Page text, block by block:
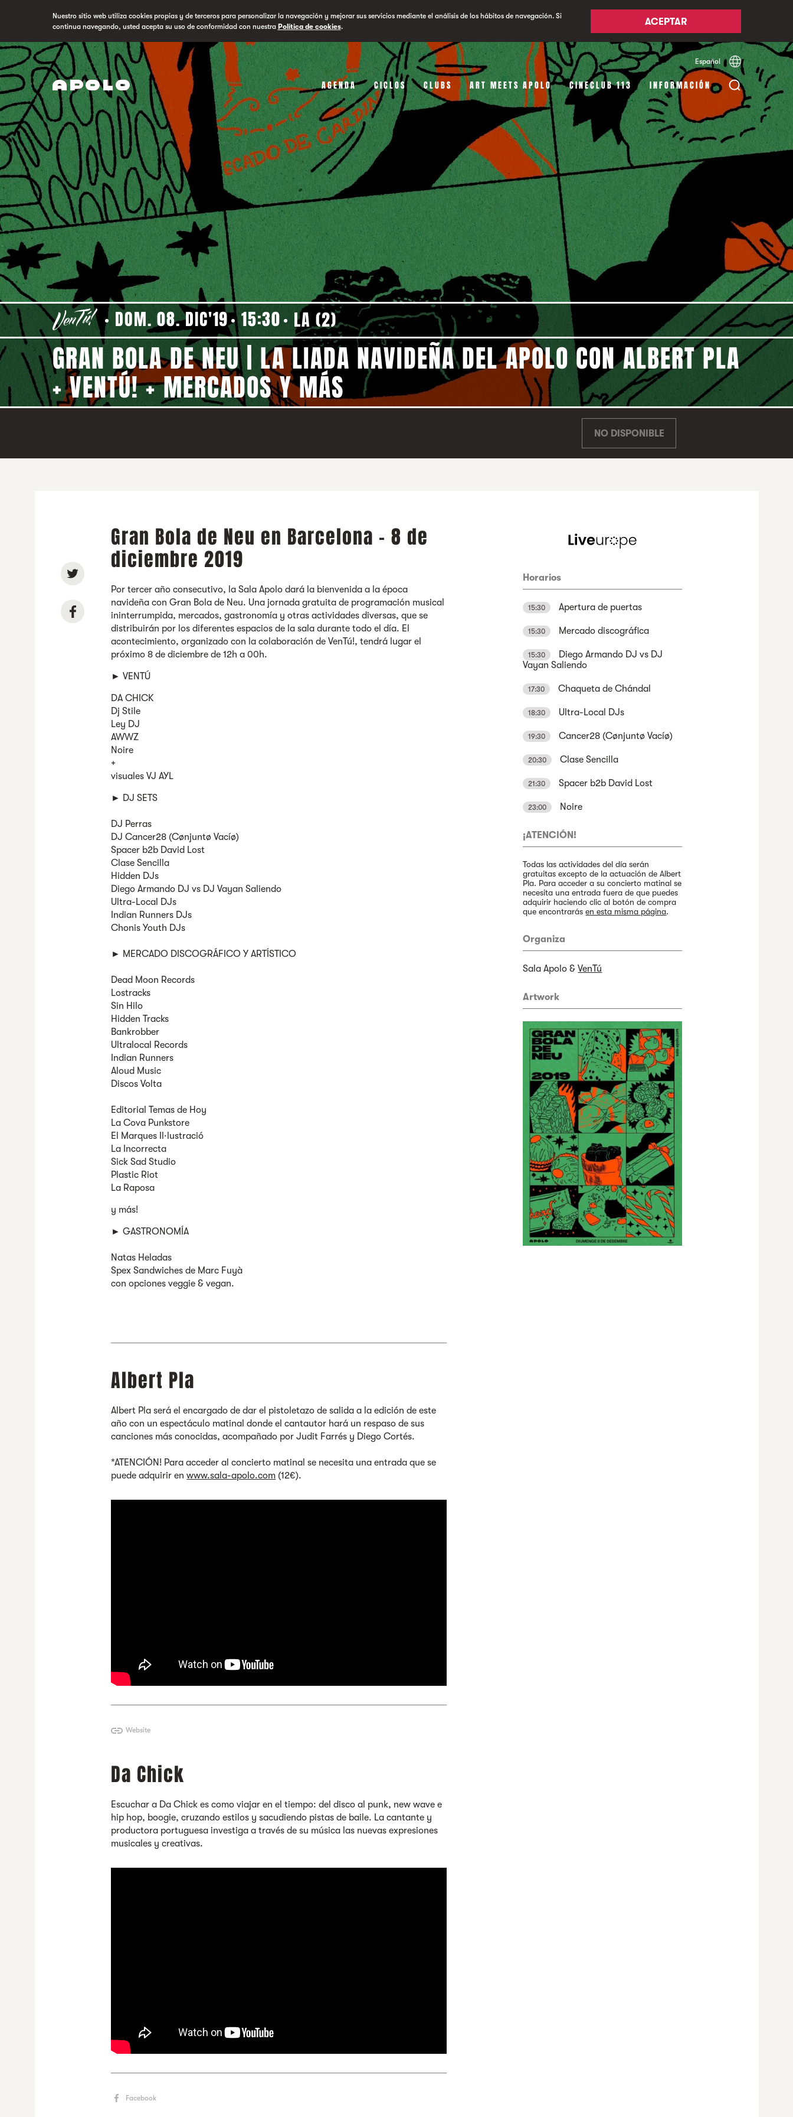
Nuestro sitio web utiliza cookies propias y de terceros para personalizar la navegación y mejorar sus servicios mediante el análisis de los hábitos de navegación. Si
continua navegando, usted acepta su uso de conformidad con nuestra Política de cookies. ACEPTAR
Español Català
AGENDA CICLOS CLUBS ART MEETS APOLO CINECLUB 113 INFORMACIÓN
DOM. 08. DIC'19 15:30 LA (2)
GRAN BOLA DE NEU | LA LIADA NAVIDEÑA DEL APOLO CON ALBERT PLA
+ VENTÚ! + MERCADOS Y MÁS
NO DISPONIBLE
Gran Bola de Neu en Barcelona - 8 de
diciembre 2019
Por tercer año consecutivo, la Sala Apolo dará la bienvenida a la época
navideña con Gran Bola de Neu. Una jornada gratuita de programación musical
ininterrumpida, mercados, gastronomía y otras actividades diversas, que se
distribuirán por los diferentes espacios de la sala durante todo el día. El
acontecimiento, organizado con la colaboración de VenTú!, tendrá lugar el
próximo 8 de diciembre de 12h a 00h.
► VENTÚ
DA CHICK
Dj Stile
Ley DJ
AWWZ
Noire
+
visuales VJ AYL
► DJ SETS
DJ Perras
DJ Cancer28 (Cønjuntø Vacíø)
Spacer b2b David Lost
Clase Sencilla
Hidden DJs
Diego Armando DJ vs DJ Vayan Saliendo
Ultra-Local DJs
Indian Runners DJs
Chonis Youth DJs
► MERCADO DISCOGRÁFICO Y ARTÍSTICO
Dead Moon Records
Lostracks
Sin Hilo
Hidden Tracks
Bankrobber
Ultralocal Records
Indian Runners
Aloud Music
Discos Volta
Editorial Temas de Hoy
La Cova Punkstore
El Marques Il·lustració
La Incorrecta
Sick Sad Studio
Plastic Riot
La Raposa
y más!
► GASTRONOMÍA
Natas Heladas
Spex Sandwiches de Marc Fuyà
con opciones veggie & vegan.
Albert Pla
Albert Pla será el encargado de dar el pistoletazo de salida a la edición de este
año con un espectáculo matinal donde el cantautor hará un respaso de sus
canciones más conocidas, acompañado por Judit Farrés y Diego Cortés.
*ATENCIÓN! Para acceder al concierto matinal se necesita una entrada que se
puede adquirir enwww.sala-apolo.com (12€).
Website
Da Chick
Escuchar a Da Chick es como viajar en el tiempo: del disco al punk, new wave e
hip hop, boogie, cruzando estilos y sacudiendo pistas de baile. La cantante y
productora portuguesa investiga a través de su música las nuevas expresiones
musicales y creativas.
Facebook
Horarios
15:30 Apertura de puertas
15:30 Mercado discográfica
15:30
Diego Armando DJ vs DJ
Vayan Saliendo
17:30 Chaqueta de Chándal
18:30 Ultra-Local DJs
19:30 Cancer28 (Cønjuntø Vacíø)
20:30 Clase Sencilla
21:30 Spacer b2b David Lost
23:00 Noire
¡ATENCIÓN!
Todas las actividades del día serán
gratuitas excepto de la actuación de Albert
Pla. Para acceder a su concierto matinal se
necesita una entrada fuera de que puedes
adquirir haciendo clic al botón de compra
que encontrarásen esta misma página.
Organiza
Sala Apolo &VenTú
Artwork